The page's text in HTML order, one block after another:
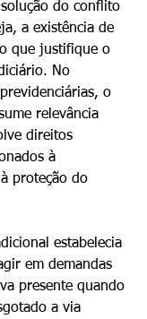
do conflito
a existência de
que justifique o
No
o
relevância
direitos
à
proteção do
estabelecia
em demandas
presente quando
a via